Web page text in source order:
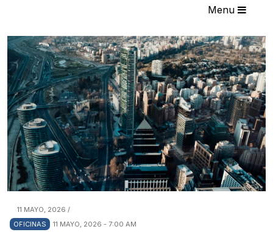
Menu
11 MAYO, 2026 /
OFICINAS
11 MAYO, 2026 - 7:00 AM